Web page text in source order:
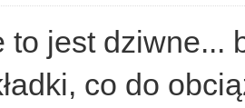
to jest
co do